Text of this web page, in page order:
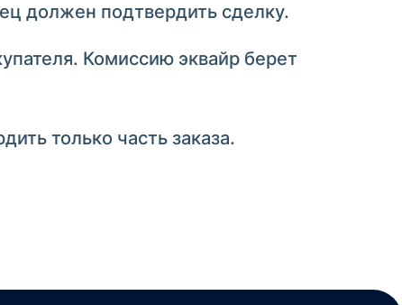
должен подтвердить сделку.
Комиссию эквайр берет
только часть заказа.